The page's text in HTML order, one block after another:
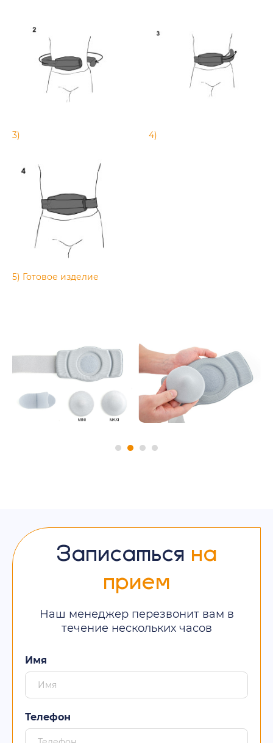
3) 4)
5) Готовое изделие
Записаться на
прием
Наш менеджер перезвонит вам в
течение нескольких часов
Имя
Телефон